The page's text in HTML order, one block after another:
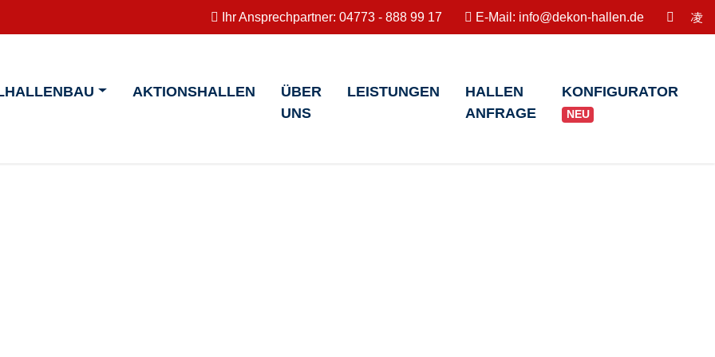
Ihr Ansprechpartner: 04773 - 888 99 17 E-Mail: info@dekon-hallen.de
AKTIONSHALLEN
ÜBER
UNS
LEISTUNGEN
HALLEN
ANFRAGE
KONFIGURATOR
NEU